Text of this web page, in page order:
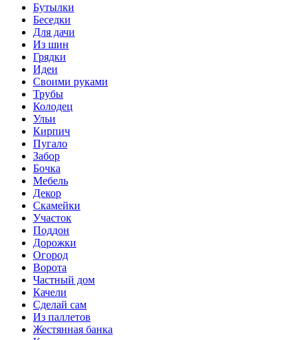
Бутылки
Беседки
Для дачи
Из шин
Грядки
Идеи
Своими руками
Трубы
Колодец
Ульи
Кирпич
Пугало
Забор
Бочка
Мебель
Декор
Скамейки
Участок
Поддон
Дорожки
Огород
Ворота
Частный дом
Качели
Сделай сам
Из паллетов
Жестянная банка